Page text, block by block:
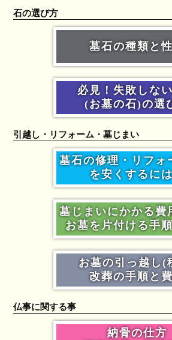
石の選び方
墓石の種類と
必見！失敗しな
(お墓の石)の選
引越し・リフォーム・墓じまい
墓石の修理・リフォ
を安くするには
墓じまいにかかる費
お墓を片付ける手
お墓の引っ越し(
改葬の手順と
仏事に関する事
納骨の仕方